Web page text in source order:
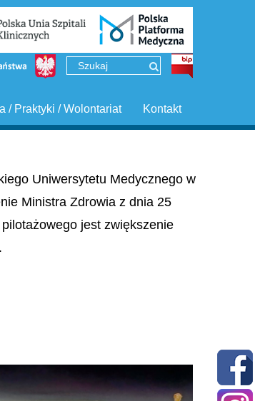
Kontakt
/ Praktyki / Wolontariat
Uniwersytetu Medycznego w
Ministra Zdrowia z dnia 25
jest zwiększenie